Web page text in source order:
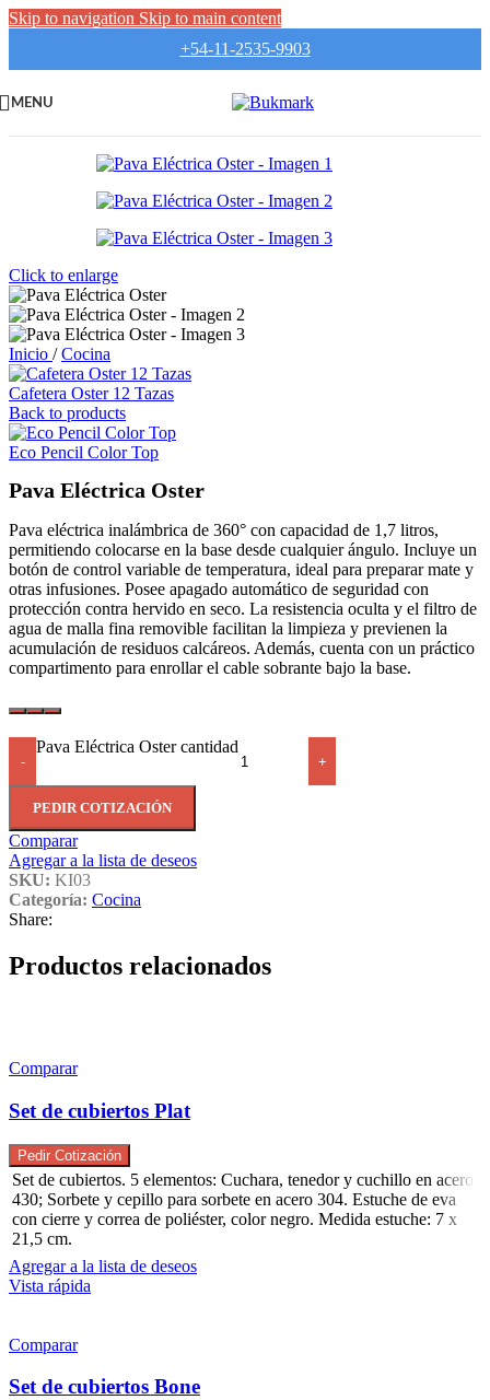
Skip to navigation Skip to main content
+54-11-2535-9903
MENU
Click to enlarge
Inicio / Cocina
Cafetera Oster 12 Tazas
Back to products
Eco Pencil Color Top
Pava Eléctrica Oster
Pava eléctrica inalámbrica de 360° con capacidad de 1,7 litros,
permitiendo colocarse en la base desde cualquier ángulo. Incluye un
botón de control variable de temperatura, ideal para preparar mate y
otras infusiones. Posee apagado automático de seguridad con
protección contra hervido en seco. La resistencia oculta y el filtro de
agua de malla fina removible facilitan la limpieza y previenen la
acumulación de residuos calcáreos. Además, cuenta con un práctico
compartimento para enrollar el cable sobrante bajo la base.
-
Pava Eléctrica Oster cantidad
+
PEDIR COTIZACIÓN
Comparar
Agregar a la lista de deseos
SKU: KI03
Categoría: Cocina
Share:
Productos relacionados
Comparar
Set de cubiertos Plat
Pedir Cotización
Set de cubiertos. 5 elementos: Cuchara, tenedor y cuchillo en acero
430; Sorbete y cepillo para sorbete en acero 304. Estuche de eva
con cierre y correa de poliéster, color negro. Medida estuche: 7 x
21,5 cm.
Agregar a la lista de deseos
Vista rápida
Comparar
Set de cubiertos Bone